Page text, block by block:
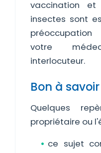
vaccination
insectes sont
votre
interlocuteur.
Bon à savoir
Quelques
propriétaire ou
ce sujet